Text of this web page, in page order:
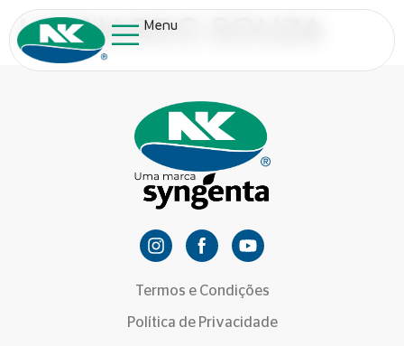
Menu
LEONARDO SOUZA
Termos e Condições
Política de Privacidade